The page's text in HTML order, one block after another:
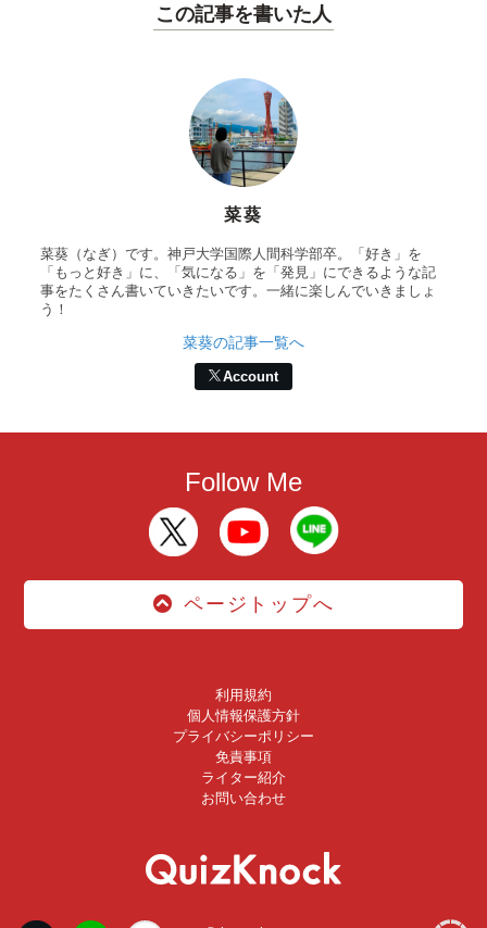
この記事を書いた人
菜葵
菜葵（なぎ）です。神戸大学国際人間科学部卒。「好き」を
「もっと好き」に、「気になる」を「発見」にできるような記
事をたくさん書いていきたいです。一緒に楽しんでいきましょ
う！
菜葵の記事一覧へ
Account
Follow Me
ページトップへ
利用規約
個人情報保護方針
プライバシーポリシー
免責事項
ライター紹介
お問い合わせ